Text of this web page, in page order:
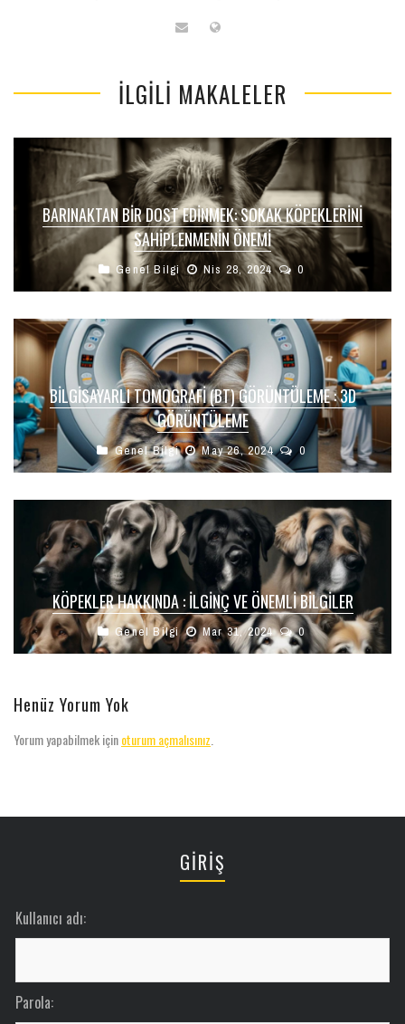
İLGILI MAKALELER
BARINAKTAN BIR DOST EDINMEK: SOKAK KÖPEKLERINI
SAHIPLENMENIN ÖNEMI
Genel Bilgi Nis 28, 2024 0
BILGISAYARLI TOMOGRAFI (BT) GÖRÜNTÜLEME : 3D
GÖRÜNTÜLEME
Genel Bilgi May 26, 2024 0
KÖPEKLER HAKKINDA : İLGINÇ VE ÖNEMLI BILGILER
Genel Bilgi Mar 31, 2024 0
Henüz Yorum Yok
Yorum yapabilmek içinoturum açmalısınız
GİRİŞ
Kullanıcı adı:
Parola: